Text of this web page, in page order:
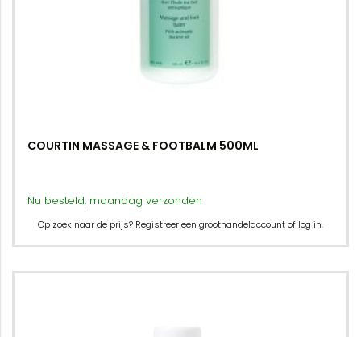
COURTIN MASSAGE & FOOTBALM 500ML
Nu besteld, maandag verzonden
Op zoek naar de prijs? Registreer een groothandelaccount of log in.